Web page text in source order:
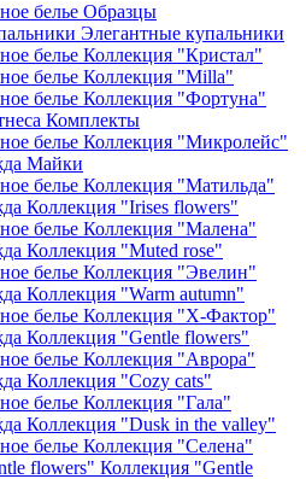
белье Образцы
Элегантные купальники
белье Коллекция "Кристал"
белье Коллекция "Milla"
белье Коллекция "Фортуна"
Комплекты
белье Коллекция "Микролейс"
Майки
белье Коллекция "Матильда"
Коллекция "Irises flowers"
белье Коллекция "Малена"
Коллекция "Muted rose"
белье Коллекция "Эвелин"
Коллекция "Warm autumn"
белье Коллекция "Х-Фактор"
Коллекция "Gentle flowers"
белье Коллекция "Аврора"
Коллекция "Cozy cats"
белье Коллекция "Гала"
Коллекция "Dusk in the valley"
белье Коллекция "Селена"
flowers" Коллекция "Gentle